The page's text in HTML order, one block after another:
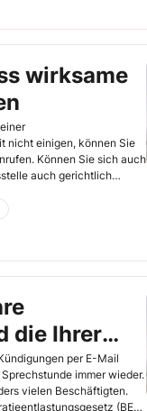
wirksame
nicht einigen, können Sie
Können Sie sich auch
auch gerichtlich
ist. Tut sie es
Wirkung
9 TaBV 24/24).
die Ihrer
gilt
per E-Mail
immer wieder.
vielen Beschäftigten.
(BEG)